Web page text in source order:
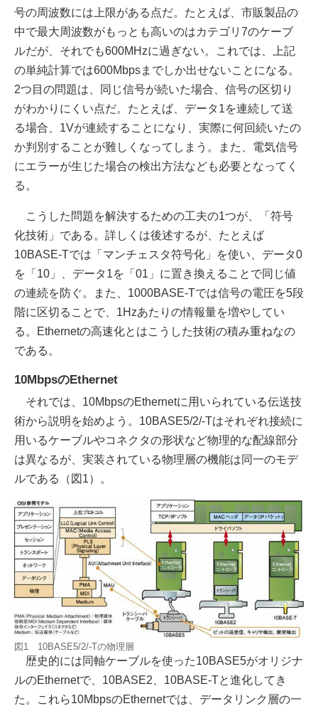
号の周波数には上限がある点だ。たとえば、市販製品の
中で最大周波数がもっとも高いのはカテゴリ7のケーブ
ルだが、それでも600MHzに過ぎない。これでは、上記
の単純計算では600Mbpsまでしか出せないことになる。
2つ目の問題は、同じ信号が続いた場合、信号の区切り
がわかりにくい点だ。たとえば、データ1を連続して送
る場合、1Vが連続することになり、実際に何回続いたの
か判別することが難しくなってしまう。また、電気信号
にエラーが生じた場合の検出方法なども必要となってく
る。
こうした問題を解決するための工夫の1つが、「符号
化技術」である。詳しくは後述するが、たとえば
10BASE-Tでは「マンチェスタ符号化」を使い、データ0
を「10」、データ1を「01」に置き換えることで同じ値
の連続を防ぐ。また、1000BASE-Tでは信号の電圧を5段
階に区切ることで、1Hzあたりの情報量を増やしてい
る。Ethernetの高速化とはこうした技術の積み重ねなの
である。
10MbpsのEthernet
それでは、10MbpsのEthernetに用いられている伝送技
術から説明を始めよう。10BASE5/2/-Tはそれぞれ接続に
用いるケーブルやコネクタの形状など物理的な配線部分
は異なるが、実装されている物理層の機能は同一のモデ
ルである（図1）。
図1 10BASE5/2/-Tの物理層
歴史的には同軸ケーブルを使った10BASE5がオリジナ
ルのEthernetで、10BASE2、10BASE-Tと進化してき
た。これら10MbpsのEthernetでは、データリンク層の一